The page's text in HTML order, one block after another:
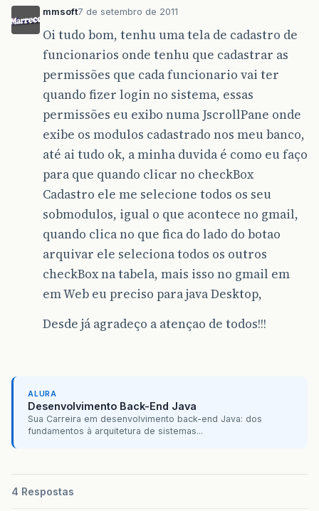
mmsoft7 de setembro de 2011
Oi tudo bom, tenhu uma tela de cadastro de
funcionarios onde tenhu que cadastrar as
permissões que cada funcionario vai ter
quando fizer login no sistema, essas
permissões eu exibo numa JscrollPane onde
exibe os modulos cadastrado nos meu banco,
até ai tudo ok, a minha duvida é como eu faço
para que quando clicar no checkBox
Cadastro ele me selecione todos os seu
sobmodulos, igual o que acontece no gmail,
quando clica no que fica do lado do botao
arquivar ele seleciona todos os outros
checkBox na tabela, mais isso no gmail em
em Web eu preciso para java Desktop,
Desde já agradeço a atençao de todos!!!
ALURA
Desenvolvimento Back-End Java
Sua Carreira em desenvolvimento back-end Java: dos
fundamentos à arquitetura de sistemas...
4 Respostas